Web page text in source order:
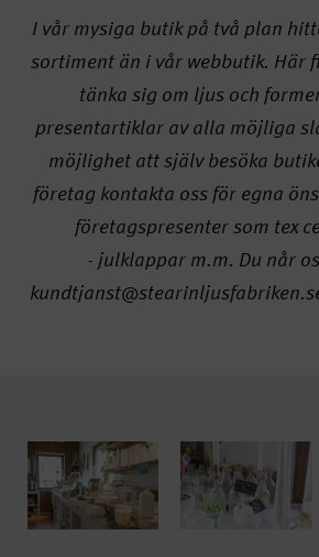
I vår mysiga butik på två plan
sortiment än i vår webbutik. Här
tänka sig om ljus och
presentartiklar av alla möjliga
möjlighet att själv besöka
företag kontakta oss för egna
företagspresenter som tex
- julklappar m.m. Du når